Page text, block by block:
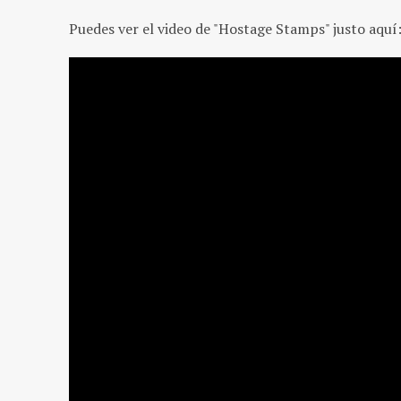
Puedes ver el video de "Hostage Stamps" justo